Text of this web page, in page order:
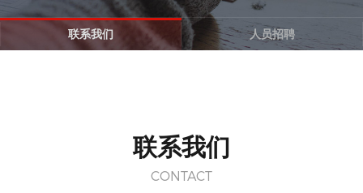
联系我们 人员招聘
联系我们
CONTACT